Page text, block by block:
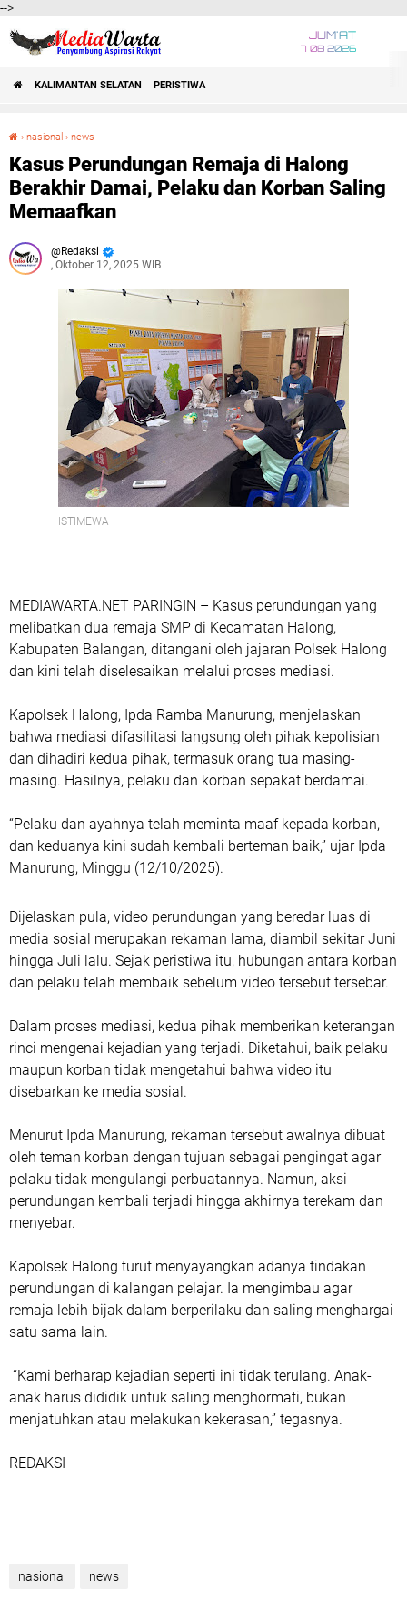
-->
JUM'AT
7 08 2026
KALIMANTAN SELATAN PERISTIWA
› nasional › news
Kasus Perundungan Remaja di Halong
Berakhir Damai, Pelaku dan Korban Saling
Memaafkan
Redaksi
, Oktober 12, 2025 WIB
ISTIMEWA
MEDIAWARTA.NET PARINGIN – Kasus perundungan yang
melibatkan dua remaja SMP di Kecamatan Halong,
Kabupaten Balangan, ditangani oleh jajaran Polsek Halong
dan kini telah diselesaikan melalui proses mediasi.
Kapolsek Halong, Ipda Ramba Manurung, menjelaskan
bahwa mediasi difasilitasi langsung oleh pihak kepolisian
dan dihadiri kedua pihak, termasuk orang tua masing-
masing. Hasilnya, pelaku dan korban sepakat berdamai.
“Pelaku dan ayahnya telah meminta maaf kepada korban,
dan keduanya kini sudah kembali berteman baik,” ujar Ipda
Manurung, Minggu (12/10/2025).
Dijelaskan pula, video perundungan yang beredar luas di
media sosial merupakan rekaman lama, diambil sekitar Juni
hingga Juli lalu. Sejak peristiwa itu, hubungan antara korban
dan pelaku telah membaik sebelum video tersebut tersebar.
Dalam proses mediasi, kedua pihak memberikan keterangan
rinci mengenai kejadian yang terjadi. Diketahui, baik pelaku
maupun korban tidak mengetahui bahwa video itu
disebarkan ke media sosial.
Menurut Ipda Manurung, rekaman tersebut awalnya dibuat
oleh teman korban dengan tujuan sebagai pengingat agar
pelaku tidak mengulangi perbuatannya. Namun, aksi
perundungan kembali terjadi hingga akhirnya terekam dan
menyebar.
Kapolsek Halong turut menyayangkan adanya tindakan
perundungan di kalangan pelajar. Ia mengimbau agar
remaja lebih bijak dalam berperilaku dan saling menghargai
satu sama lain.
“Kami berharap kejadian seperti ini tidak terulang. Anak-
anak harus dididik untuk saling menghormati, bukan
menjatuhkan atau melakukan kekerasan,” tegasnya.
REDAKSI
nasional news